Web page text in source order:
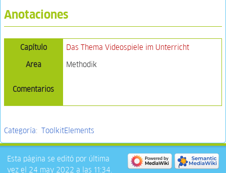
Anotaciones
Capítulo
Das Thema Videospiele im Unterricht
Area
Methodik
Comentarios
Categoría: ToolkitElements
Esta página se editó por última
vez el 24 may 2022 a las 11:34.